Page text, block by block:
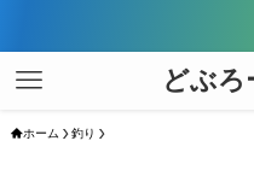
更新
どぶろ
ホーム 釣り